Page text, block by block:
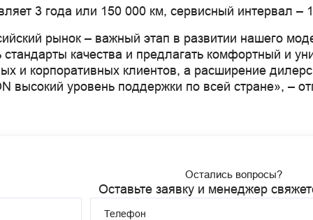
Остались вопросы?
Оставьте заявку и менеджер
Телефон
3 года или 150 000 км, сервисный интервал –
рынок – важный этап в развитии нашего
качества и предлагать комфортный и
и корпоративных клиентов, а расширение
высокий уровень поддержки по всей стране», –